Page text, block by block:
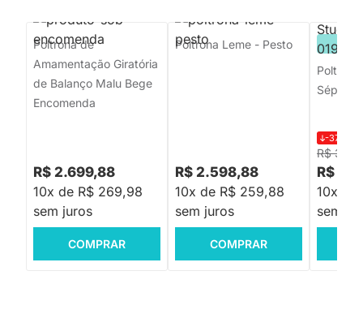
Poltrona de
Amamentação Giratória
de Balanço Malu Bege
Encomenda
R$ 2.699,88
10x de R$ 269,98
sem juros
COMPRAR
Poltrona Leme - Pesto
R$ 2.598,88
10x de R$ 259,88
sem juros
COMPRAR
Sépia
R$
-37%
R$
10x de
sem